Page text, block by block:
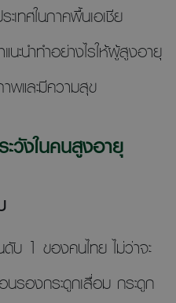
เทศในภาคพื้นเอเชีย
ะนำทำอย่างไรให้ผู้สูงอายุ
และมีความสุข
วังในคนสูงอายุ
บ 1 ของคนไทย ไม่ว่าจะ
รองกระดูกเสื่อม กระดูก